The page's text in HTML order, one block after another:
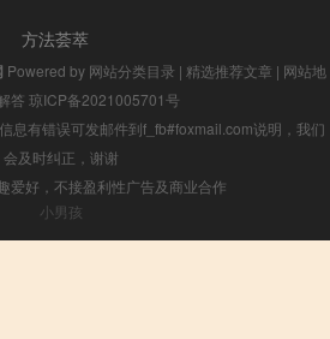
方法荟萃
Powered by 网站分类目录 | 精选推荐文章 | 网站地
答 琼ICP备2021005701号
息有错误可发邮件到f_fb#foxmail.com说明，我们
会及时纠正，谢谢
爱好，不接盈利性广告及商业合作
小男孩